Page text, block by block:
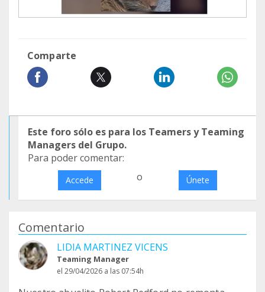
Comparte
Este foro sólo es para los Teamers y Teaming
Managers del Grupo.
Para poder comentar:
Accede o Únete
Comentario
LIDIA MARTINEZ VICENS
Teaming Manager
el 29/04/2026 a las 07:54h